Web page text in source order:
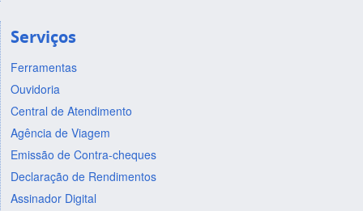
Serviços
Ferramentas
Ouvidoria
Central de Atendimento
Agência de Viagem
Emissão de Contra-cheques
Declaração de Rendimentos
Assinador Digital